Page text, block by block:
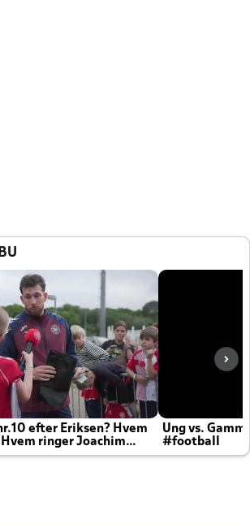
efter Eriksen? Hvem
ringer Joachim
Ung vs.
#football